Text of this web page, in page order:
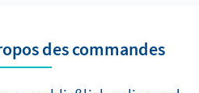
des commandes